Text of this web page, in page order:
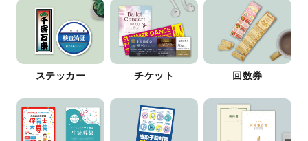
ステッカー チケット 回数券